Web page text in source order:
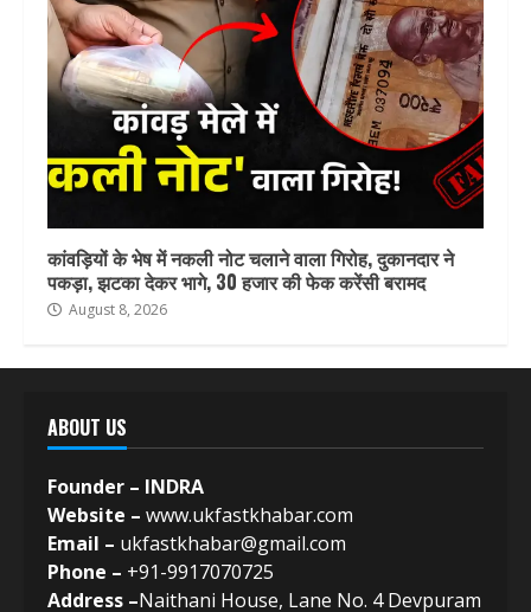
कांवड़ियों के भेष में नकली नोट चलाने वाला गिरोह, दुकानदार ने
पकड़ा, झटका देकर भागे, 30 हजार की फेक करेंसी बरामद
August 8, 2026
ABOUT US
Founder – INDRA
Website – www.ukfastkhabar.com
Email – ukfastkhabar@gmail.com
Phone – +91-9917070725
Address –Naithani House, Lane No. 4 Devpuram